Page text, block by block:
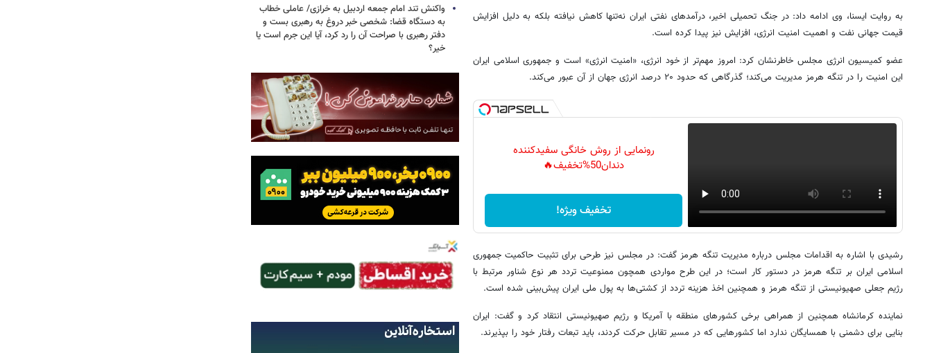
به روایت ایسنا، وی ادامه داد: در جنگ تحمیلی اخیر، درآمدهای نفتی ایران نه‌تنها کاهش نیافته بلکه به دلیل افزایش
قیمت جهانی نفت و اهمیت امنیت انرژی، افزایش نیز پیدا کرده است.
عضو کمیسیون انرژی مجلس خاطرنشان کرد: امروز مهم‌تر از خود انرژی، «امنیت انرژی» است و جمهوری اسلامی ایران
این امنیت را در تنگه هرمز مدیریت می‌کند؛ گذرگاهی که حدود ۲۰ درصد انرژی جهان از آن عبور می‌کند.
رونمایی از روش خانگی سفیدکننده
دندان50%تخفیف🔥
تخفیف ویژه!
رشیدی با اشاره به اقدامات مجلس درباره مدیریت تنگه هرمز گفت: در مجلس نیز طرحی برای تثبیت حاکمیت جمهوری
اسلامی ایران بر تنگه هرمز در دستور کار است؛ در این طرح مواردی همچون ممنوعیت تردد هر نوع شناور مرتبط با
رژیم جعلی صهیونیستی از تنگه هرمز و همچنین اخذ هزینه تردد از کشتی‌ها به پول ملی ایران پیش‌بینی شده است.
نماینده کرمانشاه همچنین از همراهی برخی کشورهای منطقه با آمریکا و رژیم صهیونیستی انتقاد کرد و گفت: ایران
بنایی برای دشمنی با همسایگان ندارد اما کشورهایی که در مسیر تقابل حرکت کردند، باید تبعات رفتار خود را بپذیرند.
واکنش تند امام جمعه اردبیل به خرازی/ عاملی خطاب
به دستگاه قضا: شخصی خبر دروغ به رهبری بست و
دفتر رهبری با صراحت آن را رد کرد، آیا این جرم است یا
خیر؟